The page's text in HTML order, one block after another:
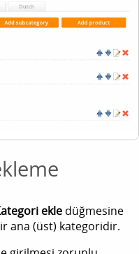
ekle düğmesine
ana (üst) kategoridir.